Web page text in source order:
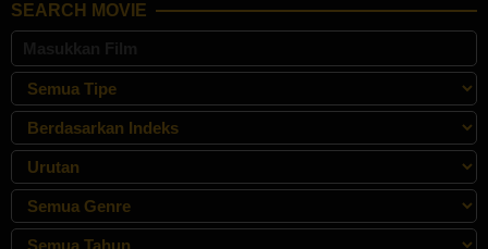
SEARCH MOVIE